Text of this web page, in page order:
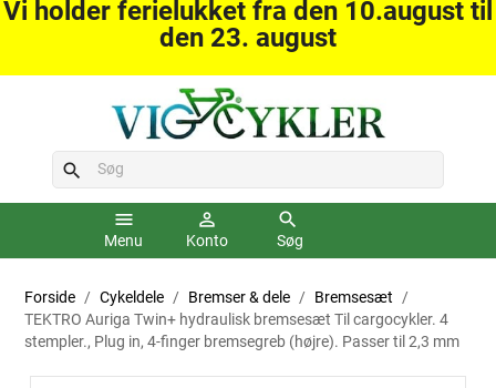
Vi holder ferielukket fra den 10.august til
den 23. august
search
menu
Menu
person_outline
Konto
search
Søg
Forside Cykeldele Bremser & dele
Bremsesæt
TEKTRO Auriga Twin+ hydraulisk bremsesæt Til cargocykler. 4
stempler., Plug in, 4-finger bremsegreb (højre). Passer til 2,3 mm